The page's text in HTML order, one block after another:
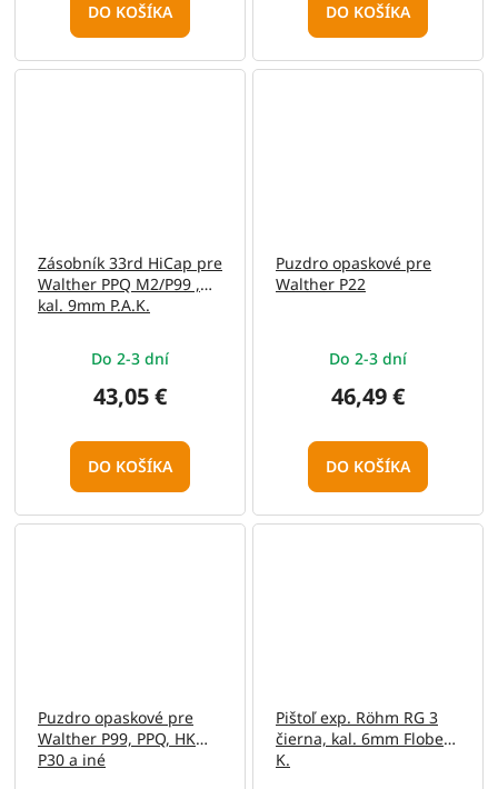
DO KOŠÍKA DO KOŠÍKA
Zásobník 33rd HiCap pre
Walther PPQ M2/P99 ,
kal. 9mm P.A.K.
Do 2-3 dní
43,05 €
DO KOŠÍKA
Puzdro opaskové pre
Walther P22
Do 2-3 dní
46,49 €
DO KOŠÍKA
Puzdro opaskové pre
Walther P99, PPQ, HK
P30 a iné
Pištoľ exp. Röhm RG 3
čierna, kal. 6mm Flobert
K.